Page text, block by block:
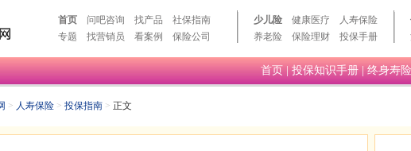
首页 问吧咨询 找产品
社保指南
专题
找营销员 看案例 保险公司
少儿险 健康医疗
人寿保险
养老险
保险理财 投保手册
首页|投保知识手册|终身寿险
> 人寿保险 > 投保指南 > 正文